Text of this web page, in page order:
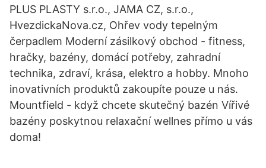
PLUS PLASTY s.r.o., JAMA CZ, s.r.o.,
HvezdickaNova.cz, Ohřev vody tepelným
čerpadlem Moderní zásilkový obchod - fitness,
hračky, bazény, domácí potřeby, zahradní
technika, zdraví, krása, elektro a hobby. Mnoho
inovativních produktů zakoupíte pouze u nás.
Mountfield - když chcete skutečný bazén Vířivé
bazény poskytnou relaxační wellnes přímo u vás
doma!